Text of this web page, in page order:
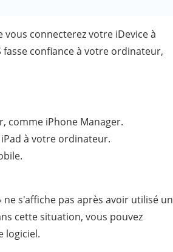
connecterez votre iDevice à
confiance à votre ordinateur,
comme iPhone Manager.
à votre ordinateur.
ne s'affiche pas après avoir utilisé un
cette situation, vous pouvez
logiciel.